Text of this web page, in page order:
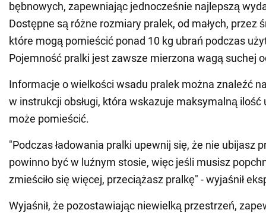
bębnowych, zapewniając jednocześnie najlepszą
Dostępne są różne rozmiary pralek, od małych, przez
które mogą pomieścić ponad 10 kg ubrań podczas
Pojemność pralki jest zawsze mierzona wagą suchej
Informacje o wielkości wsadu pralek można znaleźć
w instrukcji obsługi, która wskazuje maksymalną ilość
może pomieścić.
"Podczas ładowania pralki upewnij się, że nie ubijasz
powinno być w luźnym stosie, więc jeśli musisz
zmieściło się więcej, przeciążasz pralkę" - wyjaśnił
Wyjaśnił, że pozostawiając niewielką przestrzeń,